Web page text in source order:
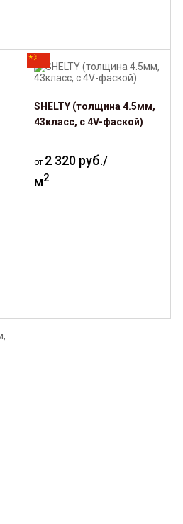
SHELTY (толщина 4.5мм,
43класс, с 4V-фаской)
от 2 320 руб./
м2